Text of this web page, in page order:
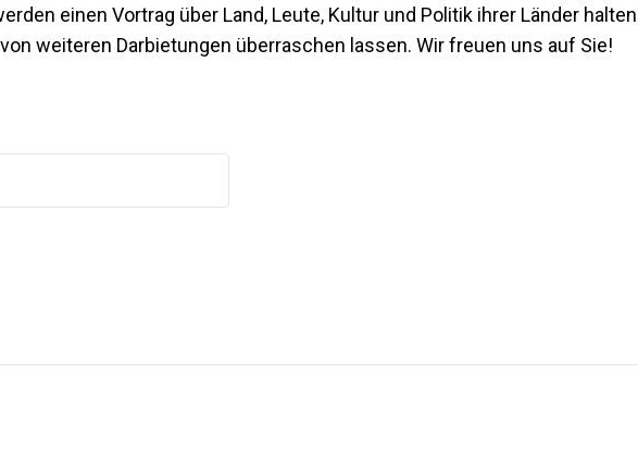
einen Vortrag über Land, Leute, Kultur und Politik ihrer Länder
weiteren Darbietungen überraschen lassen. Wir freuen uns auf Sie!